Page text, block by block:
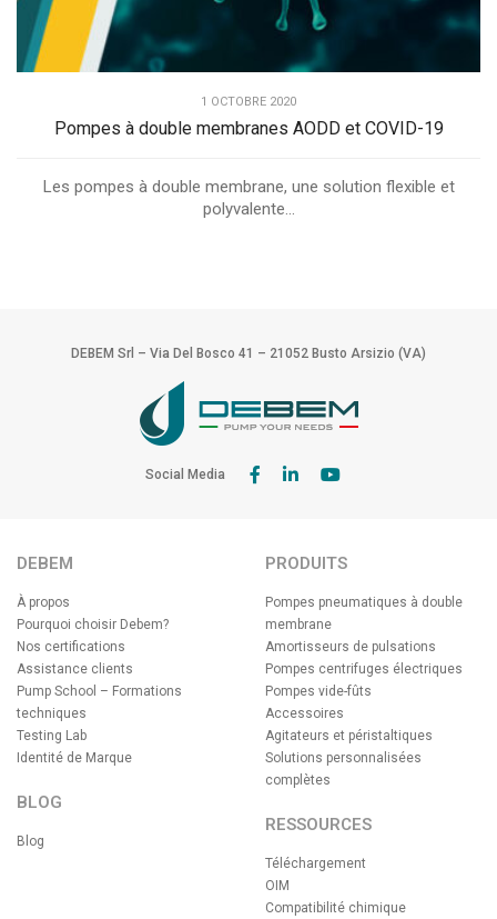
1 OCTOBRE 2020
Pompes à double membranes AODD et COVID-19
Les pompes à double membrane, une solution flexible et
polyvalente...
DEBEM Srl – Via Del Bosco 41 – 21052 Busto Arsizio (VA)
Social Media
DEBEM
À propos
Pourquoi choisir Debem?
Nos certifications
Assistance clients
Pump School – Formations
techniques
Testing Lab
Identité de Marque
BLOG
Blog
PRODUITS
Pompes pneumatiques à double
membrane
Amortisseurs de pulsations
Pompes centrifuges électriques
Pompes vide-fûts
Accessoires
Agitateurs et péristaltiques
Solutions personnalisées
complètes
RESSOURCES
Téléchargement
OIM
Compatibilité chimique